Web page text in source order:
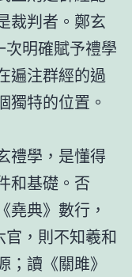
裁判者。鄭玄
次明確賦予禮學
遍注群經的過
獨特的位置。
禮學，是懂得
和基礎。否
堯典》數行，
官，則不知羲和
讀《關雎》